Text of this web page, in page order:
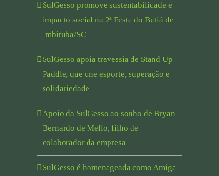
SulGesso promove sustentabilidade e
impacto social na 2ª Festa do Butiá de
Imbituba/SC
SulGesso apoia travessia de Stand Up
Paddle, que une esporte, superação e
solidariedade
Apoio da SulGesso ao sonho de Bryan
Bernardo de Mello, filho de
colaborador da empresa
SulGesso é homenageada como Amiga